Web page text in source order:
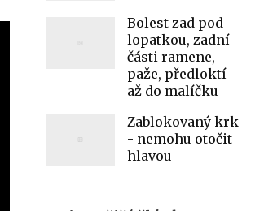
Bolest zad pod
lopatkou, zadní
části ramene,
paže, předloktí
až do malíčku
Zablokovaný krk
- nemohu otočit
hlavou